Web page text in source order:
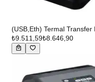
(USB,Eth) Termal Transfer
₺9.511,59₺8.646,90